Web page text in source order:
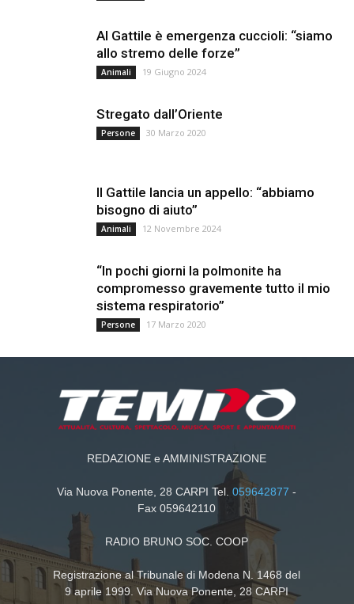
Al Gattile è emergenza cuccioli: “siamo
allo stremo delle forze”
Animali 19 Giugno 2024
Stregato dall’Oriente
Persone 30 Marzo 2020
Il Gattile lancia un appello: “abbiamo
bisogno di aiuto”
Animali 12 Novembre 2024
“In pochi giorni la polmonite ha
compromesso gravemente tutto il mio
sistema respiratorio”
Persone 17 Marzo 2020
REDAZIONE e AMMINISTRAZIONE
Via Nuova Ponente, 28 CARPI Tel.059642877 -
Fax 059642110
RADIO BRUNO SOC. COOP
Registrazione al Tribunale di Modena N. 1468 del
9 aprile 1999. Via Nuova Ponente, 28 CARPI